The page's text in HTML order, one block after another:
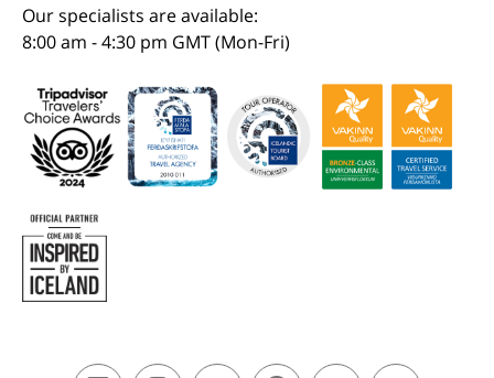
Our specialists are available:
8:00 am - 4:30 pm GMT (Mon-Fri)